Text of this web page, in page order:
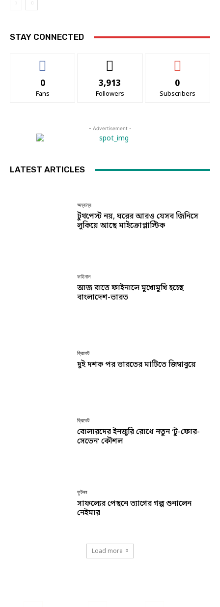
STAY CONNECTED
0
Fans
3,913
Followers
0
Subscribers
- Advertisement -
LATEST ARTICLES
অন্যান্য
টুথপেস্ট নয়, ঘরের আরও যেসব জিনিসে
লুকিয়ে আছে মাইক্রোপ্লাস্টিক
ফাইনাল
আজ রাতে ফাইনালে মুখোমুখি হচ্ছে
বাংলাদেশ-ভারত
ক্রিকেট
দুই দশক পর ভারতের মাটিতে জিম্বাবুয়ে
ক্রিকেট
বোলারদের ইনজুরি রোধে নতুন ‘টু-ফোর-
সেভেন’ কৌশল
ফুটবল
সাফল্যের পেছনে ত্যাগের গল্প শুনালেন
নেইমার
Load more